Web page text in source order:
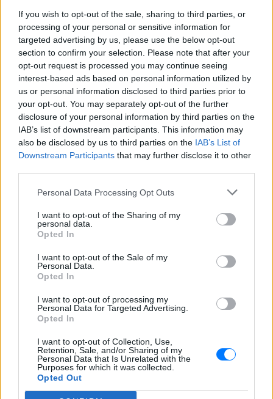
If you wish to opt-out of the sale, sharing to third parties, or
processing of your personal or sensitive information for
targeted advertising by us, please use the below opt-out
section to confirm your selection. Please note that after your
opt-out request is processed you may continue seeing
interest-based ads based on personal information utilized by
us or personal information disclosed to third parties prior to
your opt-out. You may separately opt-out of the further
disclosure of your personal information by third parties on the
IAB’s list of downstream participants. This information may
also be disclosed by us to third parties on the IAB’s List of
Downstream Participants that may further disclose it to other
Personal Data Processing Opt Outs
I want to opt-out of the Sharing of my
personal data.
Opted In
I want to opt-out of the Sale of my
Personal Data.
Opted In
I want to opt-out of processing my
Personal Data for Targeted Advertising.
Opted In
I want to opt-out of Collection, Use,
Retention, Sale, and/or Sharing of my
Personal Data that Is Unrelated with the
Purposes for which it was collected.
Opted Out
Οι αντιδράσεις των ειδικών
Μετά τον «ντόρο» που δημιουργήθηκε, τα ξένα ΜΜΕ
απευθύνθηκαν σε διατροφολόγους για να εκφέρουν
της Πάλτροου.
Η διατροφολόγος, Μακένζι Κάλντγουελ, μίλησε στην
Page Six και είπε ότι η σαλάτα της ηθοποιού δεν